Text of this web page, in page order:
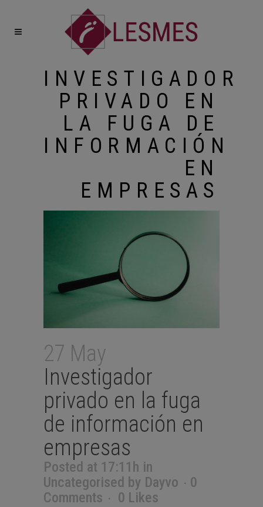
INVESTIGADOR
PRIVADO EN
LA FUGA DE
INFORMACIÓN
EN
EMPRESAS
27 May
Investigador
privado en la fuga
de información en
empresas
Posted at 17:11h in
Uncategorised by Dayvo
0
Comments
0 Likes